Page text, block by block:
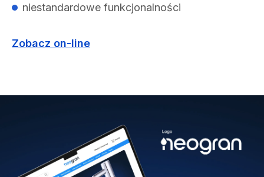
niestandardowe funkcjonalności
Zobacz on-line